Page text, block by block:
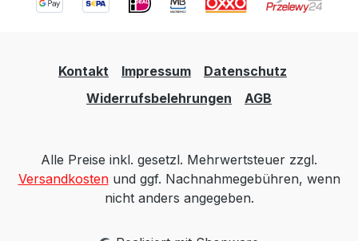
Kontakt Impressum
Datenschutz
Widerrufsbelehrungen
AGB
Alle Preise inkl. gesetzl. Mehrwertsteuer zzgl.
Versandkostenund ggf. Nachnahmegebühren, wenn
nicht anders angegeben.